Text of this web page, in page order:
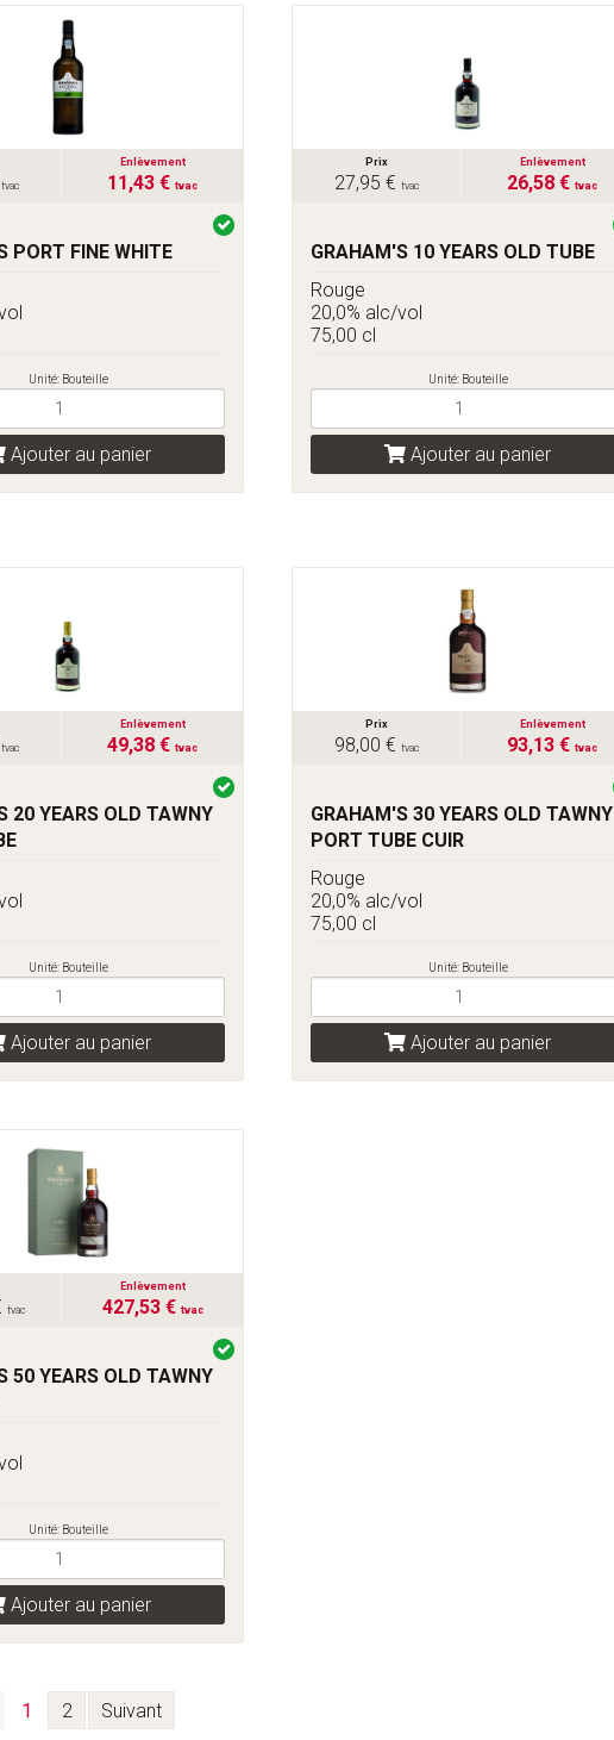
tvac
Enlèvement
11,43 € tvac
PORT FINE WHITE
Unité: Bouteille
Ajouter au panier
Prix
27,95 € tvac
Enlèvement
26,58 € tvac
GRAHAM'S 10 YEARS OLD TUBE
Rouge
20,0% alc/vol
75,00 cl
Unité: Bouteille
Ajouter au panier
tvac
Enlèvement
49,38 € tvac
20 YEARS OLD TAWNY
Unité: Bouteille
Ajouter au panier
Prix
98,00 € tvac
Enlèvement
93,13 € tvac
GRAHAM'S 30 YEARS OLD TAWNY
PORT TUBE CUIR
Rouge
20,0% alc/vol
75,00 cl
Unité: Bouteille
Ajouter au panier
tvac
Enlèvement
427,53 € tvac
50 YEARS OLD TAWNY
Unité: Bouteille
Ajouter au panier
1 2 Suivant